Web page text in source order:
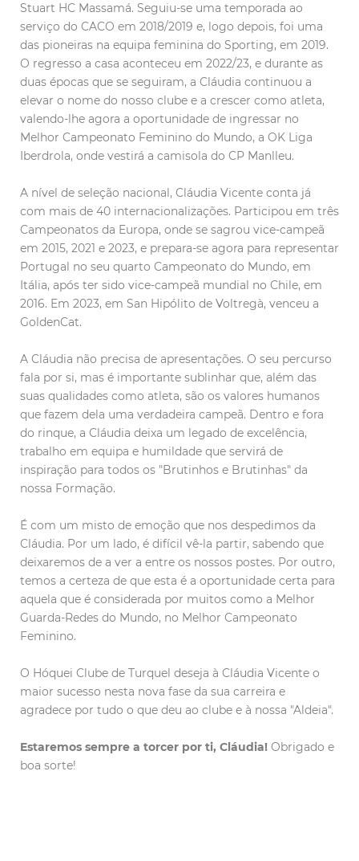
Stuart HC Massamá. Seguiu-se uma temporada ao
serviço do CACO em 2018/2019 e, logo depois, foi uma
das pioneiras na equipa feminina do Sporting, em 2019.
O regresso a casa aconteceu em 2022/23, e durante as
duas épocas que se seguiram, a Cláudia continuou a
elevar o nome do nosso clube e a crescer como atleta,
valendo-lhe agora a oportunidade de ingressar no
Melhor Campeonato Feminino do Mundo, a OK Liga
Iberdrola, onde vestirá a camisola do CP Manlleu.
A nível de seleção nacional, Cláudia Vicente conta já
com mais de 40 internacionalizações. Participou em três
Campeonatos da Europa, onde se sagrou vice-campeã
em 2015, 2021 e 2023, e prepara-se agora para representar
Portugal no seu quarto Campeonato do Mundo, em
Itália, após ter sido vice-campeã mundial no Chile, em
2016. Em 2023, em San Hipólito de Voltregà, venceu a
GoldenCat.
A Cláudia não precisa de apresentações. O seu percurso
fala por si, mas é importante sublinhar que, além das
suas qualidades como atleta, são os valores humanos
que fazem dela uma verdadeira campeã. Dentro e fora
do rinque, a Cláudia deixa um legado de excelência,
trabalho em equipa e humildade que servirá de
inspiração para todos os "Brutinhos e Brutinhas" da
nossa Formação.
É com um misto de emoção que nos despedimos da
Cláudia. Por um lado, é difícil vê-la partir, sabendo que
deixaremos de a ver a entre os nossos postes. Por outro,
temos a certeza de que esta é a oportunidade certa para
aquela que é considerada por muitos como a Melhor
Guarda-Redes do Mundo, no Melhor Campeonato
Feminino.
O Hóquei Clube de Turquel deseja à Cláudia Vicente o
maior sucesso nesta nova fase da sua carreira e
agradece por tudo o que deu ao clube e à nossa "Aldeia".
Estaremos sempre a torcer por ti, Cláudia! Obrigado e
boa sorte!